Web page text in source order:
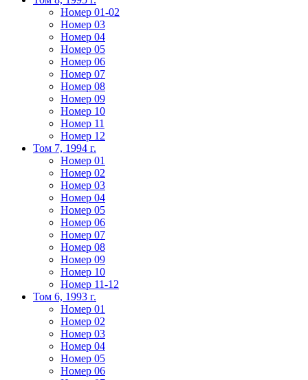
Номер 01-02
Номер 03
Номер 04
Номер 05
Номер 06
Номер 07
Номер 08
Номер 09
Номер 10
Номер 11
Номер 12
Том 7, 1994 г.
Номер 01
Номер 02
Номер 03
Номер 04
Номер 05
Номер 06
Номер 07
Номер 08
Номер 09
Номер 10
Номер 11-12
Том 6, 1993 г.
Номер 01
Номер 02
Номер 03
Номер 04
Номер 05
Номер 06